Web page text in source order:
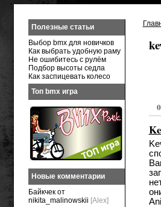
Полезные статьи
Выбор bmx для новичков
Как выбрать удобную раму
Не ошибитесь с рулём
Подбор высоты седла
Как заспицевать колесо
Топ bmx игра
Новые комментарии
Байкчек от
nikita_malinowskii [Alex]